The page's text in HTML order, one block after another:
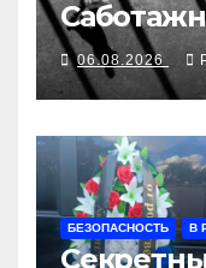
06.08.2026
БЕЗОПАСНОСТЬ В